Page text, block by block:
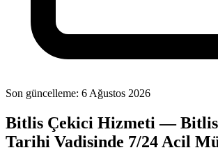
Son güncelleme: 6 Ağustos 2026
Bitlis Çekici Hizmeti — Bitlis
Tarihi Vadisinde 7/24 Acil